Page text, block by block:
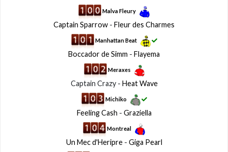
Malva Fleury
Captain Sparrow - Fleur des Charmes
Manhattan Beat
Boccador de Simm - Flayema
Meraxes
Captain Crazy - Heat Wave
Michiko
Feeling Cash - Graziella
Montreal
Un Mec d'Heripre- Giga Pearl